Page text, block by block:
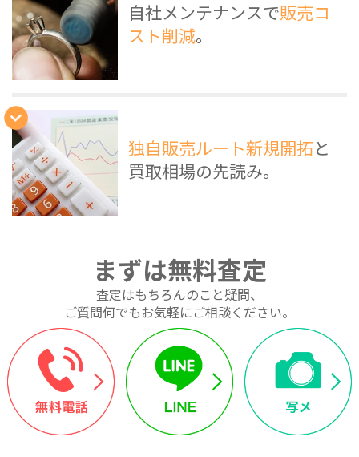
自社メンテナンスで販売コ
スト削減。
独自販売ルート新規開拓と
買取相場の先読み。
まずは無料査定
査定はもちろんのこと疑問、
ご質問何でもお気軽にご相談ください。